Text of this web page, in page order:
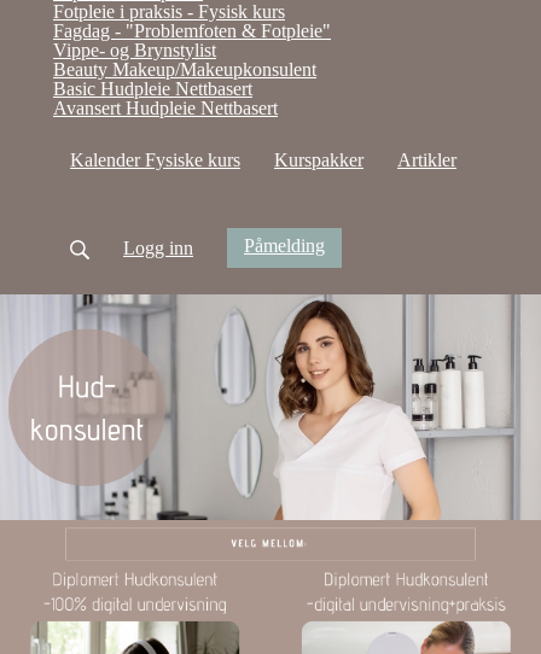
Fotpleie i praksis - Fysisk kurs
Fagdag - "Problemfoten & Fotpleie"
Vippe- og Brynstylist
Beauty Makeup/Makeupkonsulent
Basic Hudpleie Nettbasert
Avansert Hudpleie Nettbasert
Kalender Fysiske kurs Kurspakker Artikler
Logg inn Påmelding